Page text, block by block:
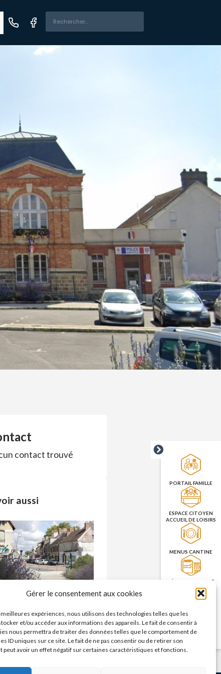
Gérer le consentement aux cookies
expériences, nous utilisons des technologies telles que les
et/ou accéder aux informations des appareils. Le fait de consentir à
nous permettra de traiter des données telles que le comportement de
ID uniques sur ce site. Le fait de ne pas consentir ou de retirer son
peut avoir un effet négatif sur certaines caractéristiques et fonctions.
PORTAIL FAMILLE
ESPACE CITOYEN
ACCUEIL DE LOISIRS
MENUS CANTINE
RÉSERVATION DES
SALLES
PRISE DE RENDEZ-
CNI/PASSEPORT
contact trouvé
aussi
– enseignes